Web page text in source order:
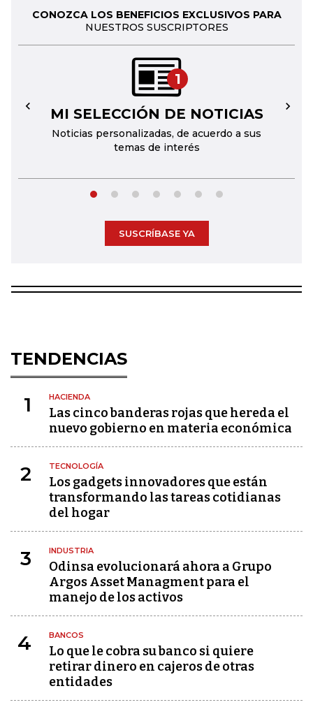
CONOZCA LOS BENEFICIOS EXCLUSIVOS PARA
NUESTROS SUSCRIPTORES
1
MI SELECCIÓN DE NOTICIAS
Noticias personalizadas, de acuerdo a sus
temas de interés
← →
SUSCRÍBASE YA
TENDENCIAS
1 HACIENDA
Las cinco banderas rojas que hereda el
nuevo gobierno en materia económica
2 TECNOLOGÍA
Los gadgets innovadores que están
transformando las tareas cotidianas
del hogar
3 INDUSTRIA
Odinsa evolucionará ahora a Grupo
Argos Asset Managment para el
manejo de los activos
4 BANCOS
Lo que le cobra su banco si quiere
retirar dinero en cajeros de otras
entidades